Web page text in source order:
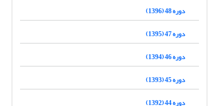
دوره 48 (1396)
دوره 47 (1395)
دوره 46 (1394)
دوره 45 (1393)
دوره 44 (1392)